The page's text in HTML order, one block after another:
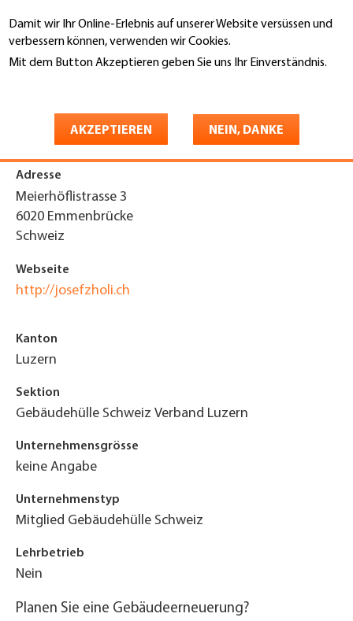
Damit wir Ihr Online-Erlebnis auf unserer Website versüssen und
verbessern können, verwenden wir Cookies.
Mit dem Button Akzeptieren geben Sie uns Ihr Einverständnis.
AKZEPTIEREN NEIN, DANKE
zum
Inhalt
Josef Zholi GmbH
Adresse
Meierhöflistrasse 3
6020 Emmenbrücke
Schweiz
Webseite
http://josefzholi.ch
Kanton
Luzern
Sektion
Gebäudehülle Schweiz Verband Luzern
Unternehmensgrösse
keine Angabe
Unternehmenstyp
Mitglied Gebäudehülle Schweiz
Lehrbetrieb
Nein
Planen Sie eine Gebäudeerneuerung?